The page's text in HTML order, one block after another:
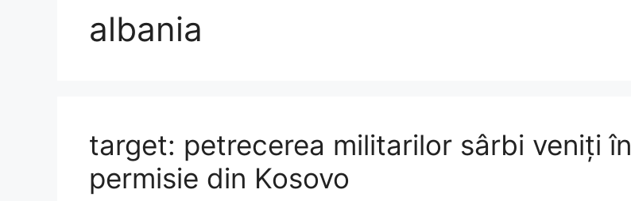
albania
target: petrecerea militarilor sârbi veniți în
permisie din Kosovo